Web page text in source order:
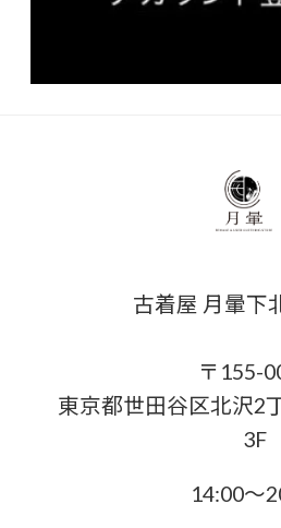
古着屋 月暈下
〒155-
東京都世田谷区北沢2
3F
14:00〜